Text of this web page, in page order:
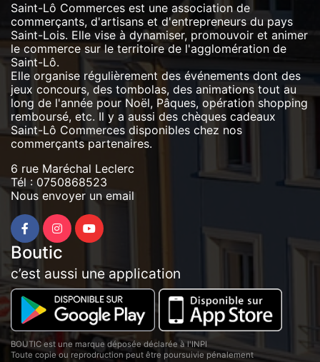
Saint-Lô Commerces est une association de
commerçants, d'artisans et d'entrepreneurs du pays
Saint-Lois. Elle vise à dynamiser, promouvoir et animer
le commerce sur le territoire de l'agglomération de
Saint-Lô.
Elle organise régulièrement des événements dont des
jeux concours, des tombolas, des animations tout au
long de l'année pour Noël, Pâques, opération shopping
remboursé, etc. Il y a aussi des chèques cadeaux
Saint-Lô Commerces disponibles chez nos
commerçants partenaires.
6 rue Maréchal Leclerc
Tél : 0750868523
Nous envoyer un email
Boutic
c’est aussi une application
BOUTIC est une marque déposée déclarée à l'INPI
Toute copie ou reprodruction peut être poursuivie pénalement